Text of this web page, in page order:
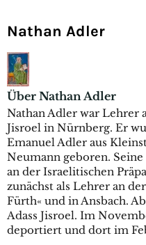
Nathan Adler
Über Nathan Adler
Nathan Adler war Lehrer
Jisroel in Nürnberg. Er
Emanuel Adler aus
Neumann geboren.
an der Israelitischen
zunächst als Lehrer an
Fürth« und in Ansbach.
Adass Jisroel. Im
deportiert und dort im